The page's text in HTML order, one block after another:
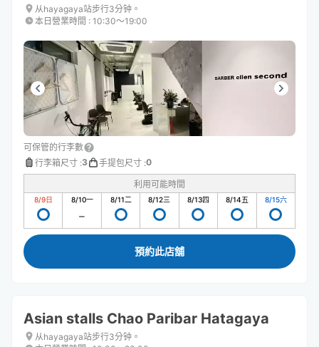
从hayagaya站步行3分钟。
本日營業時間 : 10:30〜19:00
可保管的行李數
行李箱尺寸 :3 手提包尺寸 :0
利用可能時間
8/9日 8/10一 8/11二 8/12三 8/13四 8/14五 8/15六
預約此店舖
Asian stalls Chao Paribar Hatagaya
从hayagaya站步行3分钟。